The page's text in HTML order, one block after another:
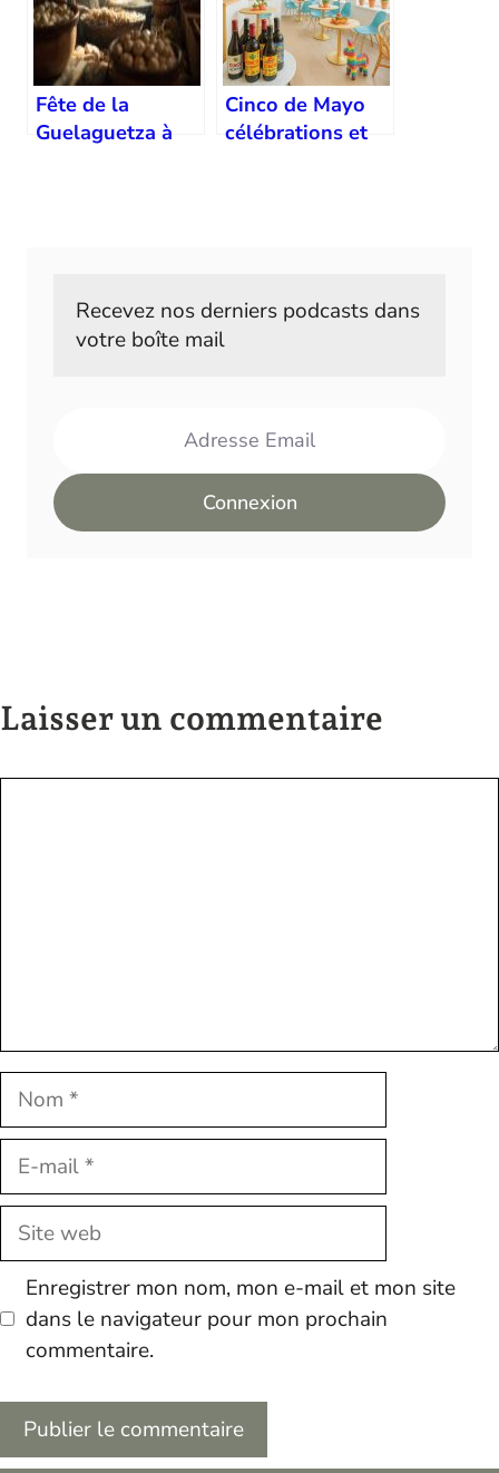
Fête de la
Guelaguetza à
Cinco de Mayo
célébrations et
Recevez nos derniers podcasts dans
votre boîte mail
Adresse Email
Connexion
Laisser un commentaire
Nom
E-
Site
Enregistrer mon nom, mon e-mail et mon site
dans le navigateur pour mon prochain
commentaire.